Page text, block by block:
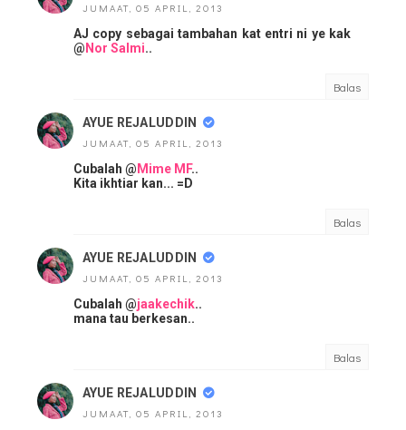
JUMAAT, 05 APRIL, 2013
AJ copy sebagai tambahan kat entri ni ye kak
@ Nor Salmi..
Balas
AYUE REJALUDDIN
JUMAAT, 05 APRIL, 2013
Cubalah @ Mime MF..
Kita ikhtiar kan... =D
Balas
AYUE REJALUDDIN
JUMAAT, 05 APRIL, 2013
Cubalah @jaakechik..
mana tau berkesan..
Balas
AYUE REJALUDDIN
JUMAAT, 05 APRIL, 2013